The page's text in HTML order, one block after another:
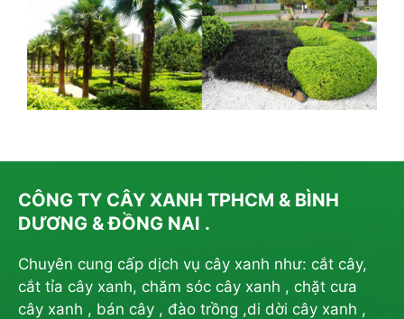
CÔNG TY CÂY XANH TPHCM & BÌNH
DƯƠNG & ĐỒNG NAI .
Chuyên cung cấp dịch vụ cây xanh như: cắt cây,
cắt tỉa cây xanh, chăm sóc cây xanh , chặt cưa
cây xanh , bán cây , đào trồng ,di dời cây xanh ,